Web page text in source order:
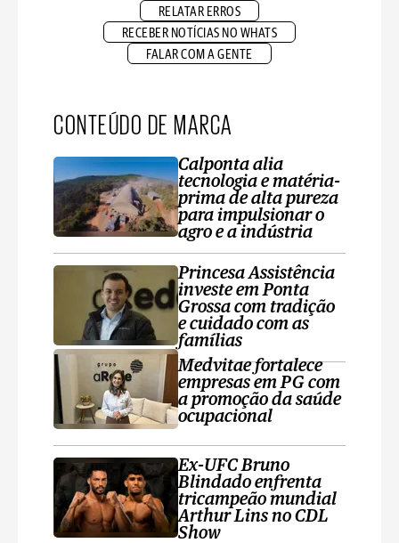
RELATAR ERROS
RECEBER NOTÍCIAS NO WHATS
FALAR COM A GENTE
CONTEÚDO DE MARCA
Calponta alia
tecnologia e matéria-
prima de alta pureza
para impulsionar o
agro e a indústria
Princesa Assistência
investe em Ponta
Grossa com tradição
e cuidado com as
famílias
Medvitae fortalece
empresas em PG com
a promoção da saúde
ocupacional
Ex-UFC Bruno
Blindado enfrenta
tricampeão mundial
Arthur Lins no CDL
Show